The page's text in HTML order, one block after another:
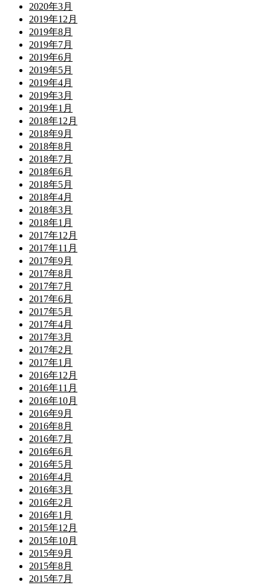
2020年3月
2019年12月
2019年8月
2019年7月
2019年6月
2019年5月
2019年4月
2019年3月
2019年1月
2018年12月
2018年9月
2018年8月
2018年7月
2018年6月
2018年5月
2018年4月
2018年3月
2018年1月
2017年12月
2017年11月
2017年9月
2017年8月
2017年7月
2017年6月
2017年5月
2017年4月
2017年3月
2017年2月
2017年1月
2016年12月
2016年11月
2016年10月
2016年9月
2016年8月
2016年7月
2016年6月
2016年5月
2016年4月
2016年3月
2016年2月
2016年1月
2015年12月
2015年10月
2015年9月
2015年8月
2015年7月